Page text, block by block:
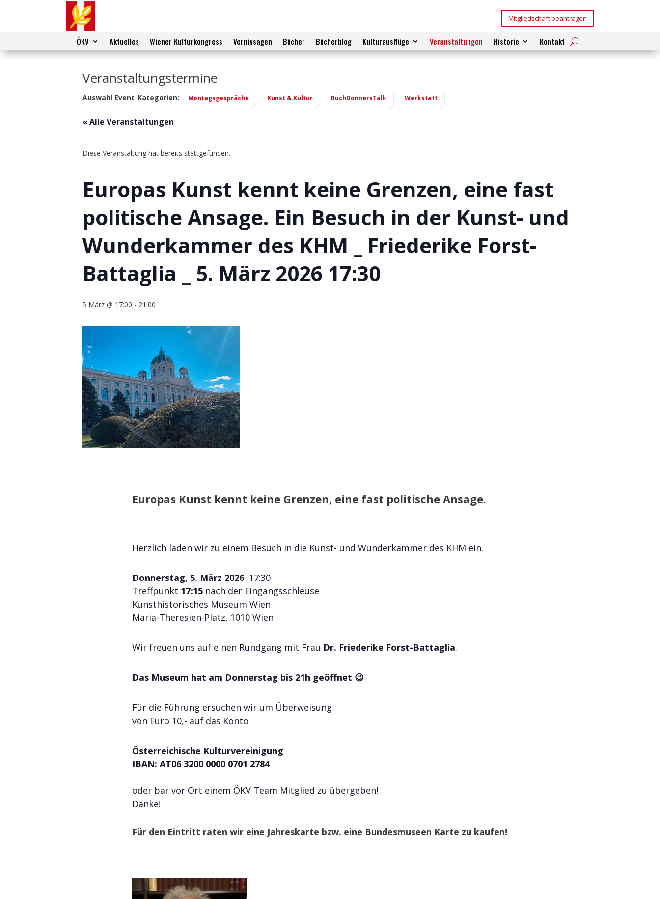
Mitgliedschaft beantragen
ÖKV Aktuelles Wiener Kulturkongress Vernissagen Bücher Bücherblog Kulturausflüge Veranstaltungen Historie Kontakt
Veranstaltungstermine
Auswahl Event_Kategorien: Montagsgespräche Kunst & Kultur BuchDonnersTalk Werkstatt
« Alle Veranstaltungen
Diese Veranstaltung hat bereits stattgefunden.
Europas Kunst kennt keine Grenzen, eine fast
politische Ansage. Ein Besuch in der Kunst- und
Wunderkammer des KHM _ Friederike Forst-
Battaglia _ 5. März 2026 17:30
5 März @ 17:00 - 21:00
Europas Kunst kennt keine Grenzen, eine fast politische Ansage.
Herzlich laden wir zu einem Besuch in die Kunst- und Wunderkammer des KHM ein.
Donnerstag, 5. März 202617:30
Treffpunkt 17:15nach der Eingangsschleuse
Kunsthistorisches Museum Wien
Maria-Theresien-Platz, 1010 Wien
Wir freuen uns auf einen Rundgang mit Frau Dr. Friederike Forst-Battaglia.
Das Museum hat am Donnerstag bis 21h geöffnet 😉
Für die Führung ersuchen wir um Überweisung
von Euro 10,- auf das Konto
Österreichische Kulturvereinigung
IBAN: AT06 3200 0000 0701 2784
oder bar vor Ort einem ÖKV Team Mitglied zu übergeben!
Danke!
Für den Eintritt raten wir eine Jahreskarte bzw. eine Bundesmuseen Karte zu kaufen!